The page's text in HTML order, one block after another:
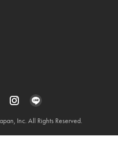
Inc. All Rights Reserved.